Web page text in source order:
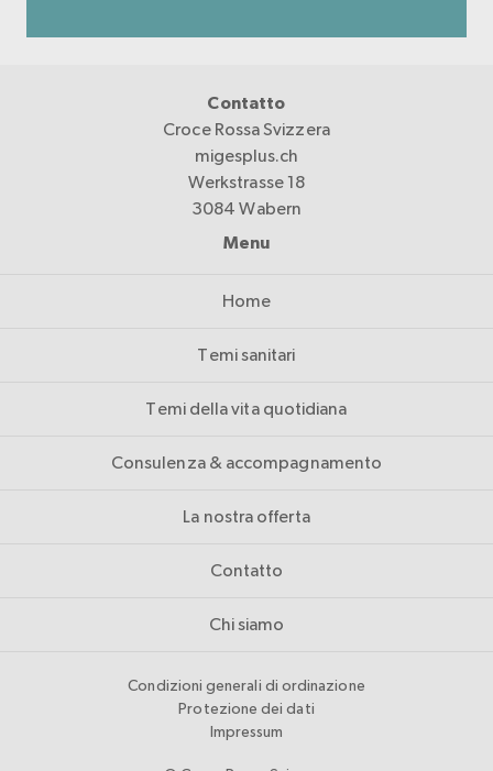
Contatto
Croce Rossa Svizzera
migesplus.ch
Werkstrasse 18
3084 Wabern
Menu
Home
Temi sanitari
Temi della vita quotidiana
Consulenza & accompagnamento
La nostra offerta
Contatto
Chi siamo
Condizioni generali di ordinazione
Protezione dei dati
Impressum